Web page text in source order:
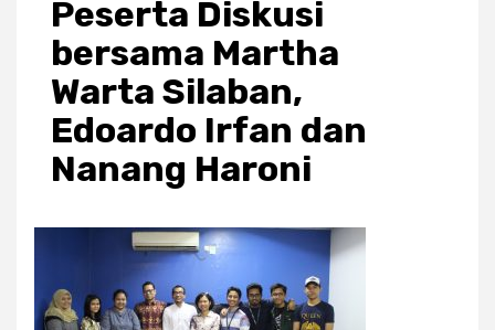
Peserta Diskusi
bersama Martha
Warta Silaban,
Edoardo Irfan dan
Nanang Haroni